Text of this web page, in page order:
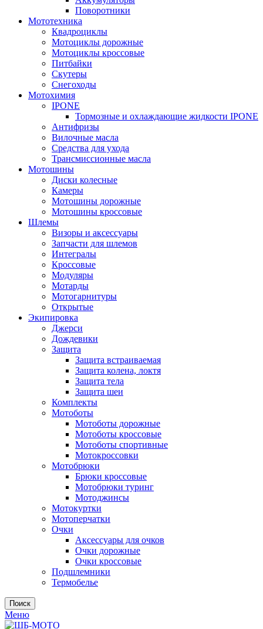
Поворотники
Мототехника
Квадроциклы
Мотоциклы дорожные
Мотоциклы кроссовые
Питбайки
Скутеры
Снегоходы
Мотохимия
IPONE
Тормозные и охлаждающие жидкости IPONE
Антифризы
Вилочные масла
Средства для ухода
Трансмиссионные масла
Мотошины
Диски колесные
Камеры
Мотошины дорожные
Мотошины кроссовые
Шлемы
Визоры и аксессуары
Запчасти для шлемов
Интегралы
Кроссовые
Модуляры
Мотарды
Мотогарнитуры
Открытые
Экипировка
Джерси
Дождевики
Защита
Защита встраиваемая
Защита колена, локтя
Защита тела
Защита шеи
Комплекты
Мотоботы
Мотоботы дорожные
Мотоботы кроссовые
Мотоботы спортивные
Мотокроссовки
Мотобрюки
Брюки кроссовые
Мотобрюки туринг
Мотоджинсы
Мотокуртки
Мотоперчатки
Очки
Аксессуары для очков
Очки дорожные
Очки кроссовые
Подшлемники
Термобелье
Поиск
Меню